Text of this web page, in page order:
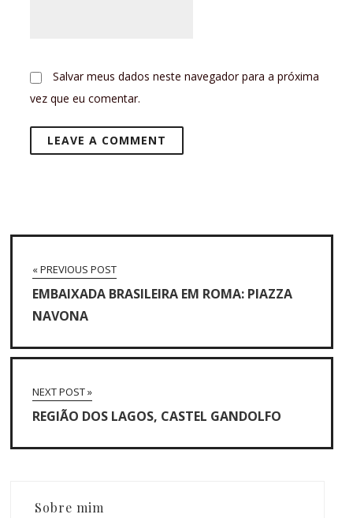
Salvar meus dados neste navegador para a próxima
vez que eu comentar.
« PREVIOUS POST
EMBAIXADA BRASILEIRA EM ROMA: PIAZZA
NAVONA
NEXT POST »
REGIÃO DOS LAGOS, CASTEL GANDOLFO
Sobre mim